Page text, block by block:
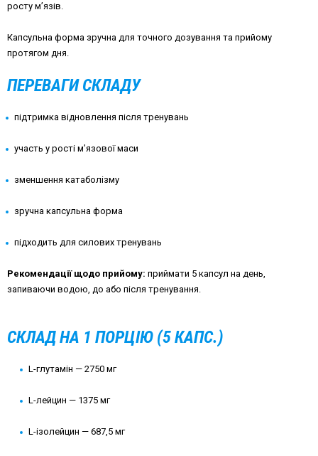
росту м’язів.
Капсульна форма зручна для точного дозування та прийому
протягом дня.
ПЕРЕВАГИ СКЛАДУ
підтримка відновлення після тренувань
участь у рості м’язової маси
зменшення катаболізму
зручна капсульна форма
підходить для силових тренувань
Рекомендації щодо прийому: приймати 5 капсул на день,
запиваючи водою, до або після тренування.
СКЛАД НА 1 ПОРЦІЮ (5 КАПС.)
L-глутамін — 2750 мг
L-лейцин — 1375 мг
L-ізолейцин — 687,5 мг